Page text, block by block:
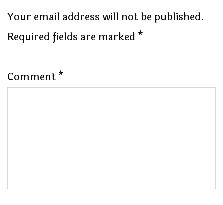
Your email address will not be published.
Required fields are marked *
Comment*